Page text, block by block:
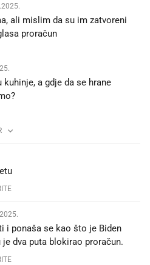
ali mislim da su im zatvoreni
proračun
kuhinje, a gdje da se hrane
🤣
i ponaša se kao što je Biden
je dva puta blokirao proračun.